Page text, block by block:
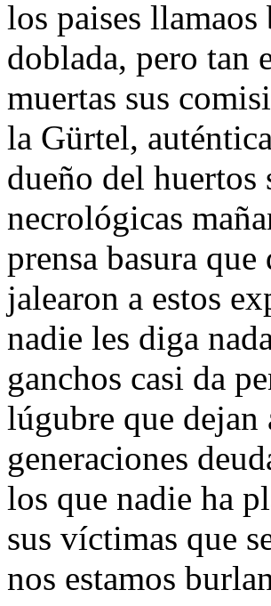
los paises llamaos
doblada, pero tan
muertas sus
la Gürtel,
dueño del
necrológicas
prensa basura
jalearon a estos
nadie les diga
ganchos casi da
lúgubre que dejan
generaciones
los que nadie ha
sus víctimas que
nos estamos